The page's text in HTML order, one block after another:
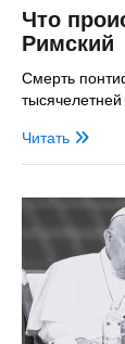
Что
Римский
Смерть
Читать